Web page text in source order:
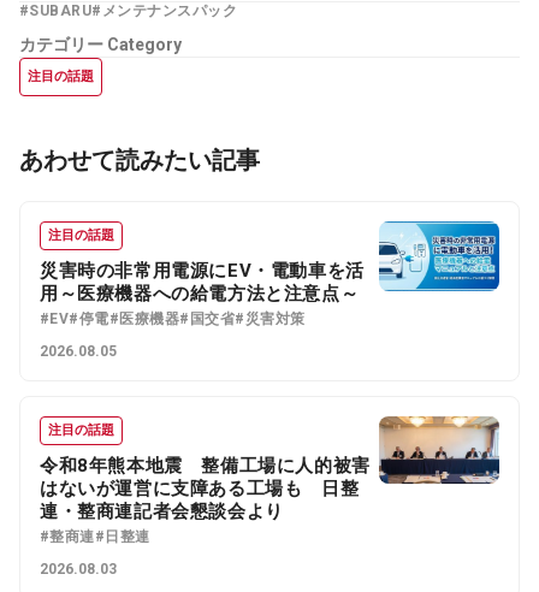
#SUBARU#メンテナンスパック
カテゴリー Category
注目の話題
あわせて読みたい記事
注目の話題
災害時の非常用電源にEV・電動車を活
用～医療機器への給電方法と注意点～
#EV#停電#医療機器#国交省#災害対策
2026.08.05
注目の話題
令和8年熊本地震 整備工場に人的被害
はないが運営に支障ある工場も 日整
連・整商連記者会懇談会より
#整商連#日整連
2026.08.03